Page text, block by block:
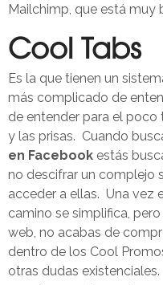
Mailchimp, que está muy
Cool Tabs
Es la que tienen un
más complicado de
de entender para el
y las prisas. Cuando
en Facebook estás
no descifrar un complejo
acceder a ellas. Una vez
camino se simplifica,
web, no acabas de
dentro de los Cool
otras dudas